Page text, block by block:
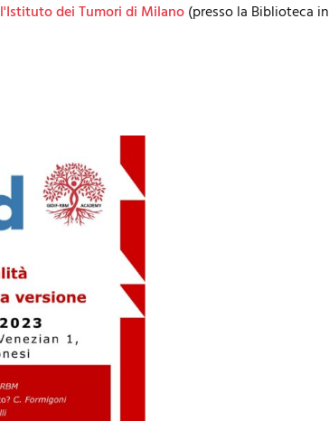
l'Istituto dei Tumori di Milano(presso la Biblioteca in